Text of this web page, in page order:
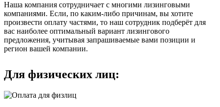
Наша компания сотрудничает с многими лизинговыми
компаниями. Если, по каким-либо причинам, вы хотите
произвести оплату частями, то наш сотрудник подберёт для
вас наиболее оптимальный вариант лизингового
предложения, учитывая запрашиваемые вами позиции и
регион вашей компании.
Для физических лиц: